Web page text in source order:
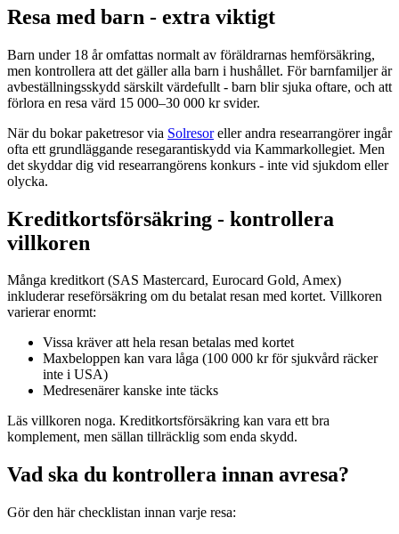
Resa med barn - extra viktigt
Barn under 18 år omfattas normalt av föräldrarnas hemförsäkring,
men kontrollera att det gäller alla barn i hushållet. För barnfamiljer är
avbeställningsskydd särskilt värdefullt - barn blir sjuka oftare, och att
förlora en resa värd 15 000–30 000 kr svider.
När du bokar paketresor via Solresoreller andra researrangörer ingår
ofta ett grundläggande resegarantiskydd via Kammarkollegiet. Men
det skyddar dig vid researrangörens konkurs - inte vid sjukdom eller
olycka.
Kreditkortsförsäkring - kontrollera
villkoren
Många kreditkort (SAS Mastercard, Eurocard Gold, Amex)
inkluderar reseförsäkring om du betalat resan med kortet. Villkoren
varierar enormt:
Vissa kräver att hela resan betalas med kortet
Maxbeloppen kan vara låga (100 000 kr för sjukvård räcker
inte i USA)
Medresenärer kanske inte täcks
Läs villkoren noga. Kreditkortsförsäkring kan vara ett bra
komplement, men sällan tillräcklig som enda skydd.
Vad ska du kontrollera innan avresa?
Gör den här checklistan innan varje resa: